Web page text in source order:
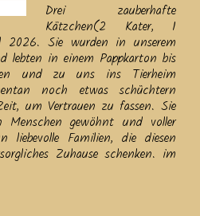
Drei zauberhafte
Kätzchen(2 Kater, 1
2026. Sie wurden in unserem
lebten in einem Pappkarton bis
und zu uns ins Tierheim
noch etwas schüchtern
um Vertrauen zu fassen. Sie
gewöhnt und voller
liebevolle Familien, die diesen
Zuhause schenken. im